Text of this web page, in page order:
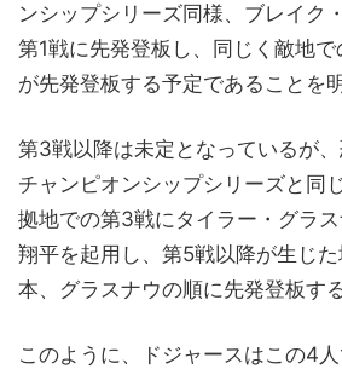
ンシップシリーズ同様、ブレイク
第1戦に先発登板し、同じく敵地
が先発登板する予定であることを
第3戦以降は未定となっているが
チャンピオンシップシリーズと同
拠地での第3戦にタイラー・グラ
翔平を起用し、第5戦以降が生じ
本、グラスナウの順に先発登板す
このように、ドジャースはこの4